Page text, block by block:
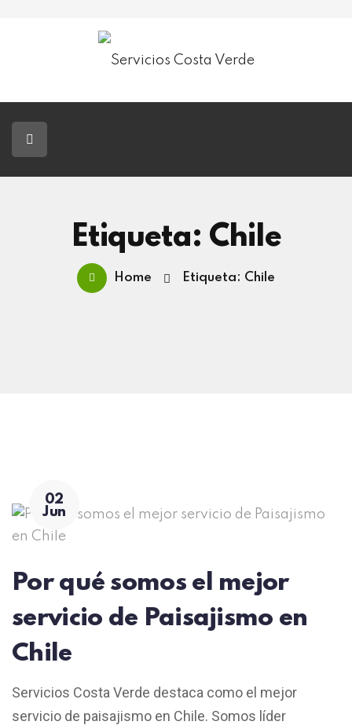
Paisajismo
Tala De Árboles
Etiqueta: Chile
Home Etiqueta: Chile
02
Jun
Por qué somos el mejor
servicio de Paisajismo en
Chile
Servicios Costa Verde destaca como el mejor
servicio de paisajismo en Chile. Somos líder